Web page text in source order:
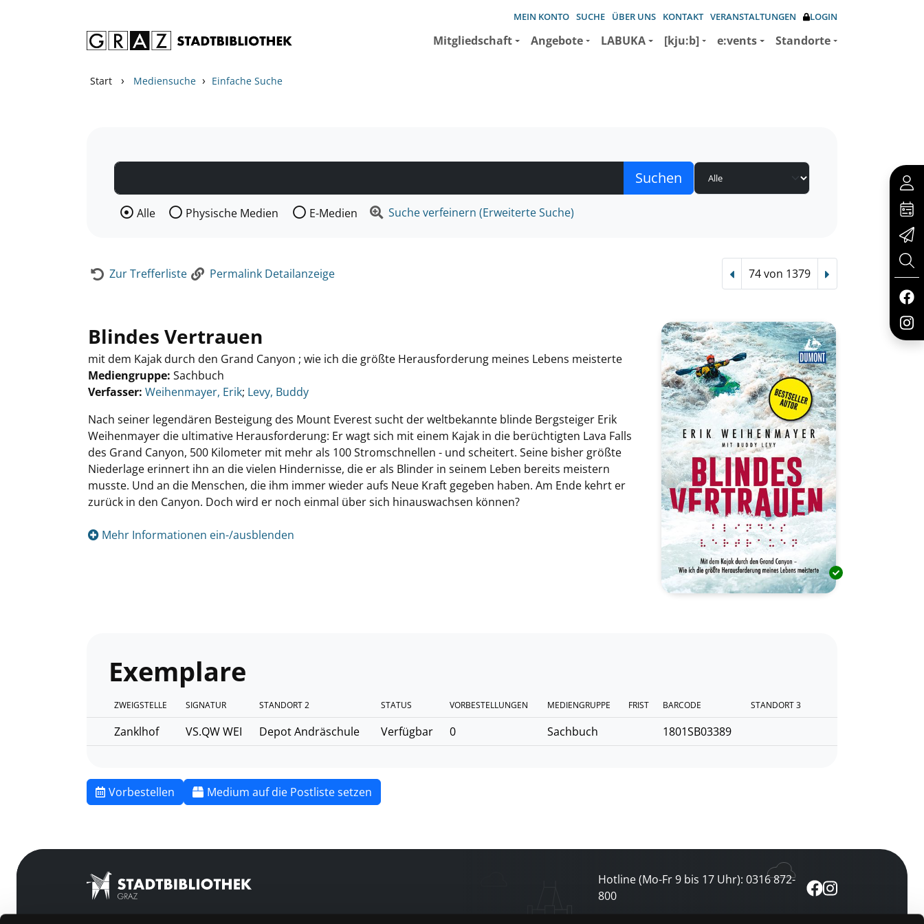
MEIN KONTO SUCHE ÜBER UNS KONTAKT VERANSTALTUNGEN LOGIN
Mitgliedschaft Angebote LABUKA [kju:b] e:vents Standorte
Start › Mediensuche › Einfache Suche
Wählen Sie die Medienart nach der Sie suchen wollen.
Alle Physische Medien E-Medien Suche verfeinern (Erweiterte Suche)
Zur Trefferliste Permalink Detailanzeige Vorheriger Treffer
74 von 1379 Nächster Treffer
Blindes Vertrauen
mit dem Kajak durch den Grand Canyon ; wie ich die größte Herausforderung meines Lebens meisterte
Mediengruppe: Sachbuch
Verfasser: Suche nach diesem Verfasser
Weihenmayer, Erik; Levy, Buddy
Nach seiner legendären Besteigung des Mount Everest sucht der weltbekannte blinde Bergsteiger Erik
Weihenmayer die ultimative Herausforderung: Er wagt sich mit einem Kajak in die berüchtigten Lava Falls
des Grand Canyon, 500 Kilometer mit mehr als 100 Stromschnellen - und scheitert. Seine bisher größte
Niederlage erinnert ihn an die vielen Hindernisse, die er als Blinder in seinem Leben bereits meistern
musste. Und an die Menschen, die ihm immer wieder aufs Neue Kraft gegeben haben. Am Ende kehrt er
zurück in den Canyon. Doch wird er noch einmal über sich hinauswachsen können?
Mehr Informationen ein-/ausblenden
Exemplare
ZWEIGSTELLE SIGNATUR STANDORT 2 STATUS VORBESTELLUNGEN MEDIENGRUPPE FRIST BARCODE STANDORT 3
Zanklhof VS.QW WEI Depot Andräschule Verfügbar 0 Sachbuch 1801SB03389
Vorbestellen Medium auf die Postliste setzen
Hotline (Mo-Fr 9 bis 17 Uhr): 0316 872-
800